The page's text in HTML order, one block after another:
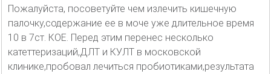
Пожалуйста, посоветуйте чем излечить кишечную
палочку,содержание ее в моче уже длительное время
10 в 7ст. КОЕ. Перед этим перенес несколько
катеттеризаций,ДЛТ и КУЛТ в московской
клинике,пробовал лечиться пробиотиками,результата